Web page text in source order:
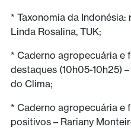
* Taxonomia da
Linda Rosalina, TUK;
* Caderno agropecuária e
destaques (10h05-10h25)
do Clima;
* Caderno agropecuária
positivos – Rariany